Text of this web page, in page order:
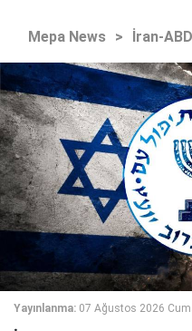
Mepa News > İran-
Yayınlanma: 07 Ağustos 2026